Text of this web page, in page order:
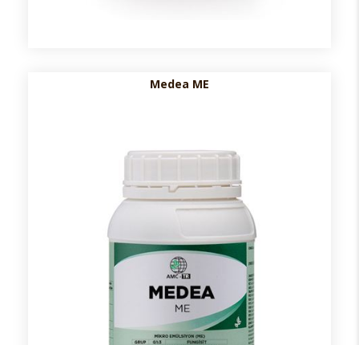
Medea ME